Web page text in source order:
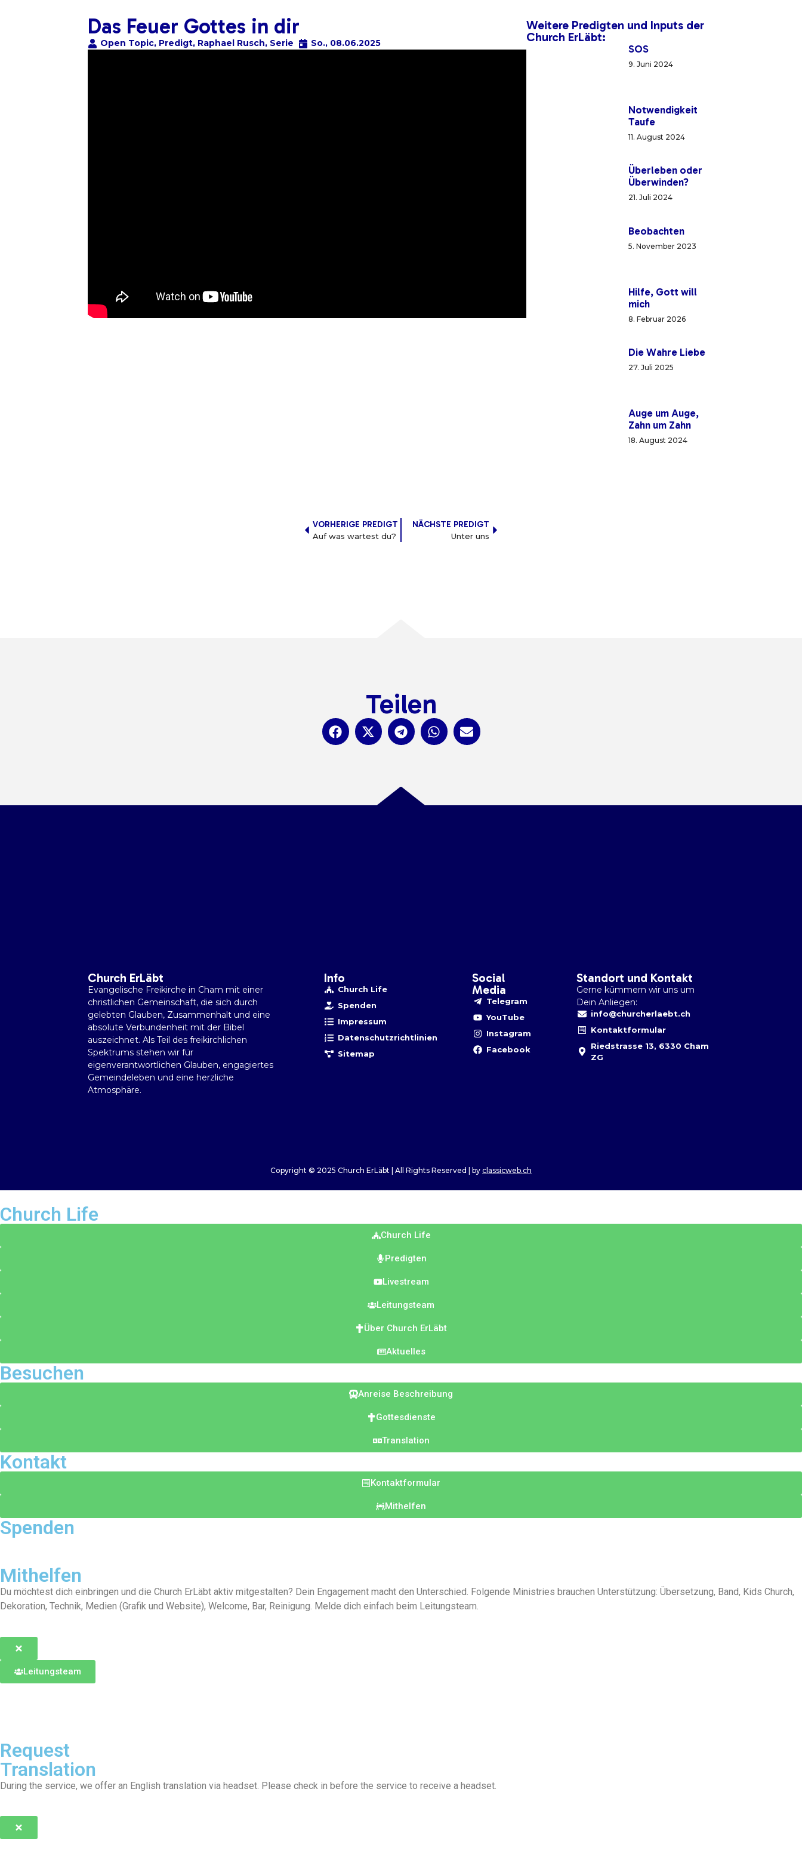
Das Feuer Gottes in dir
Open Topic, Predigt, Raphael Rusch, Serie So., 08.06.2025
Weitere Predigten und Inputs der
Church ErLäbt:
SOS
9. Juni 2024
Notwendigkeit
Taufe
11. August 2024
Überleben oder
Überwinden?
21. Juli 2024
Beobachten
5. November 2023
Hilfe, Gott will
mich
8. Februar 2026
Die Wahre Liebe
27. Juli 2025
Auge um Auge,
Zahn um Zahn
18. August 2024
VORHERIGE PREDIGT
Auf was wartest du?
NÄCHSTE PREDIGT
Unter uns
Teilen
Church ErLäbt
Evangelische Freikirche in Cham mit einer
christlichen Gemeinschaft, die sich durch
gelebten Glauben, Zusammenhalt und eine
absolute Verbundenheit mit der Bibel
auszeichnet. Als Teil des freikirchlichen
Spektrums stehen wir für
eigenverantwortlichen Glauben, engagiertes
Gemeindeleben und eine herzliche
Atmosphäre.
Info
Church Life
Spenden
Impressum
Datenschutzrichtlinien
Sitemap
Social
Media
Telegram
YouTube
Instagram
Facebook
Standort und Kontakt
Gerne kümmern wir uns um
Dein Anliegen:
info@churcherlaebt.ch
Kontaktformular
Riedstrasse 13, 6330 Cham
ZG
Copyright © 2025 Church ErLäbt | All Rights Reserved | by classicweb.ch
Church Life
Church Life
Predigten
Livestream
Leitungsteam
Über Church ErLäbt
Aktuelles
Besuchen
Anreise Beschreibung
Gottesdienste
Translation
Kontakt
Kontaktformular
Mithelfen
Spenden
Mithelfen
Du möchtest dich einbringen und die Church ErLäbt aktiv mitgestalten? Dein Engagement macht den Unterschied. Folgende Ministries brauchen Unterstützung: Übersetzung, Band, Kids Church,
Dekoration, Technik, Medien (Grafik und Website), Welcome, Bar, Reinigung. Melde dich einfach beim Leitungsteam.
Leitungsteam
Request
Translation
During the service, we offer an English translation via headset. Please check in before the service to receive a headset.